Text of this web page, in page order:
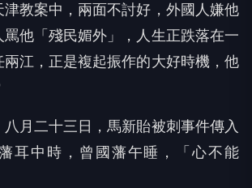
教案中，兩面不討好，外國人嫌他
他「殘民媚外」，人生正跌落在一
江，正是複起振作的大好時機，他
月二十三日，馬新貽被刺事件傳入
耳中時，曾國藩午睡，「心不能